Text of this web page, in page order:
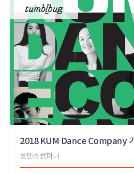
2018 KUM Dance Company
쿰댄스컴퍼니